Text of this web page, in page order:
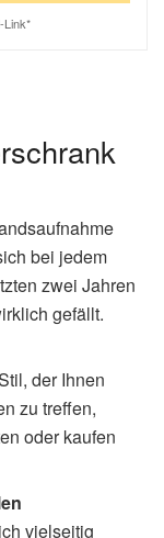
Link*
bei jedem
zwei Jahren
gefällt.
der Ihnen
zu treffen,
oder kaufen
vielseitig